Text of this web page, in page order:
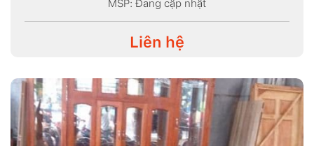
MSP: Đang cập nhật
Liên hệ